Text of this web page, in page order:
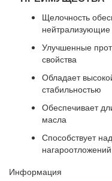
Щелочность
нейтрализующие
Улучшенные
свойства
Обладает
стабильностью
Обеспечивает
масла
Способствует
нагароотложений
Информация